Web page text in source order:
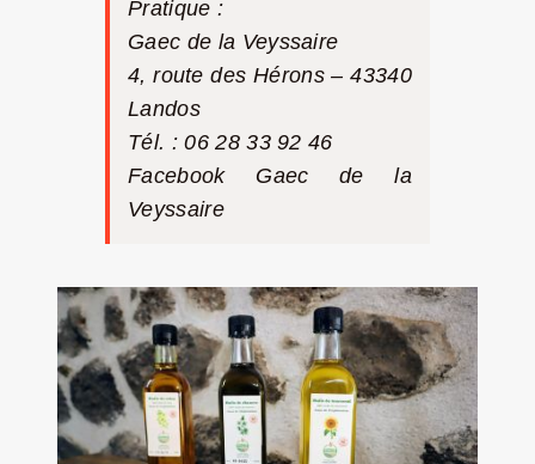
Pratique :
Gaec de la Veyssaire
4, route des Hérons – 43340
Landos
Tél. : 06 28 33 92 46
Facebook Gaec de la
Veyssaire